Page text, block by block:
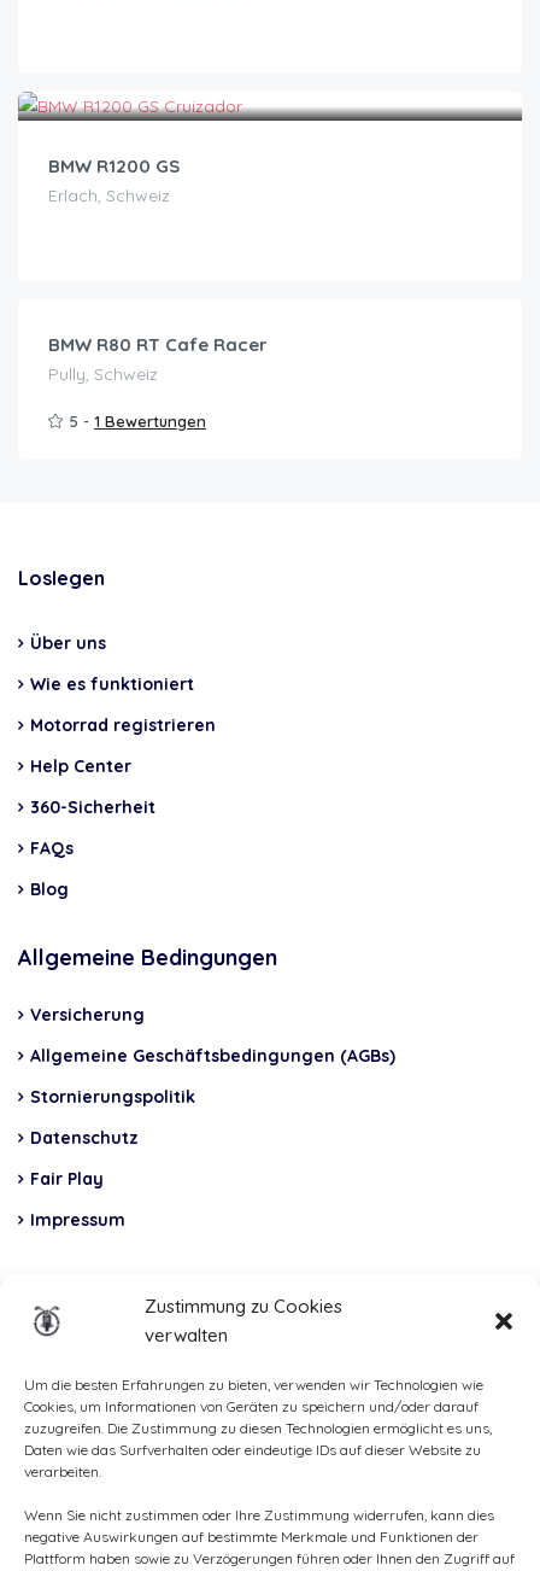
Zustimmung zu Cookies
verwalten
Um die besten Erfahrungen zu bieten, verwenden wir Technologien wie
Cookies, um Informationen von Geräten zu speichern und/oder darauf
zuzugreifen. Die Zustimmung zu diesen Technologien ermöglicht es uns,
Daten wie das Surfverhalten oder eindeutige IDs auf dieser Website zu
verarbeiten.
Wenn Sie nicht zustimmen oder Ihre Zustimmung widerrufen, kann dies
negative Auswirkungen auf bestimmte Merkmale und Funktionen der
Plattform haben sowie zu Verzögerungen führen oder Ihnen den Zugriff auf
BMW R1200 GS
Erlach, Schweiz
BMW R80 RT Cafe Racer
Pully, Schweiz
5 - 1 Bewertungen
Loslegen
Über uns
Wie es funktioniert
Motorrad registrieren
Help Center
360-Sicherheit
FAQs
Blog
Allgemeine Bedingungen
Versicherung
Allgemeine Geschäftsbedingungen (AGBs)
Stornierungspolitik
Datenschutz
Fair Play
Impressum
Total Casco, Partner
Methods
of
payment